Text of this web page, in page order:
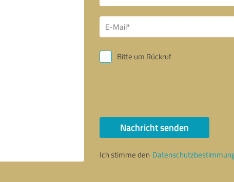
Bitte um Rückruf
Nachricht senden
Ich stimme den